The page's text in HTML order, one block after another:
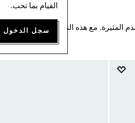
القيام بما تحب.
مع هذه التشكيلة المتألقة